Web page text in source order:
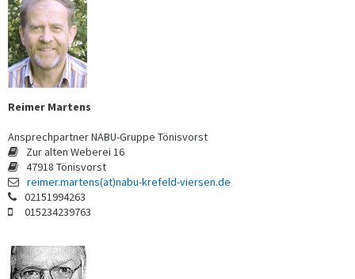
Reimer Martens
Ansprechpartner NABU-Gruppe Tönisvorst
Zur alten Weberei 16
47918 Tönisvorst
reimer.martens(at)nabu-krefeld-viersen.de
02151994263
015234239763